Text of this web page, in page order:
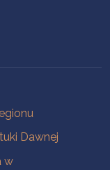
Dawnej
w